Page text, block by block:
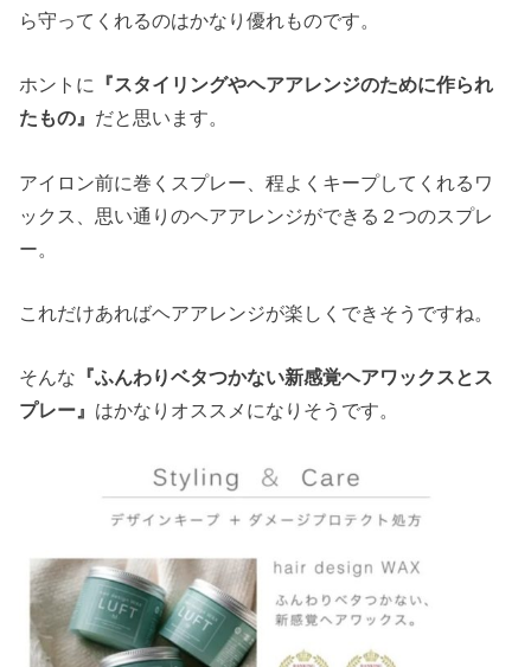
ら守ってくれるのはかなり優れものです。
ホントに
『スタイリングやヘアアレンジのために作られ
たもの』 だと思います。
アイロン前に巻くスプレー、程よくキープしてくれるワ
ックス、思い通りのヘアアレンジができる２つのスプレ
ー。
これだけあればヘアアレンジが楽しくできそうですね。
そんな 『ふんわりベタつかない新感覚ヘアワックスとス
プレー』 はかなりオススメになりそうです。